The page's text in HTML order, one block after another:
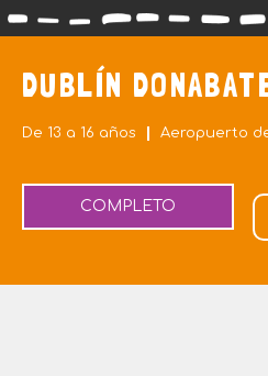
DUBLÍN
De 13 a 16 años Aeropuerto
COMPLETO